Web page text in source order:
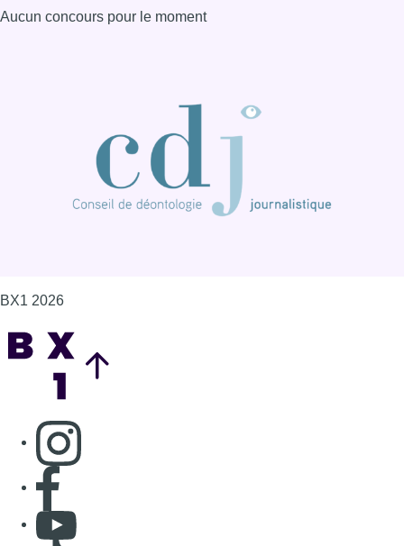
Aucun concours pour le moment
BX1 2026
Consulter page Instagram
Consulter page Facebook
Consulter Youtube